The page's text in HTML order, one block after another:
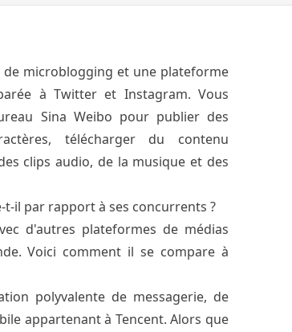
microblogging et une plateforme
à Twitter et Instagram. Vous
Sina Weibo pour publier des
télécharger du contenu
clips audio, de la musique et des
t-il par rapport à ses concurrents ?
d'autres plateformes de médias
Voici comment il se compare à
polyvalente de messagerie, de
appartenant à Tencent. Alors que